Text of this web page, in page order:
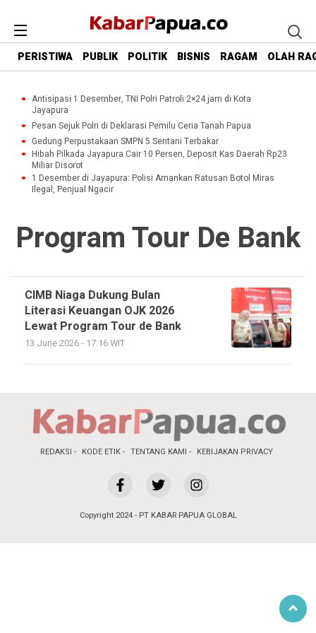
PERISTIWA PUBLIK POLITIK BISNIS RAGAM OLAH
Antisipasi 1 Desember, TNI Polri Patroli 2×24 jam di Kota
Jayapura
Pesan Sejuk Polri di Deklarasi Pemilu Ceria Tanah Papua
Gedung Perpustakaan SMPN 5 Sentani Terbakar
Hibah Pilkada Jayapura Cair 10 Persen, Deposit Kas Daerah Rp23
Miliar Disorot
1 Desember di Jayapura: Polisi Amankan Ratusan Botol Miras
Ilegal, Penjual Ngacir
Program Tour De Bank
CIMB Niaga Dukung Bulan
Literasi Keuangan OJK 2026
Lewat Program Tour de Bank
13 June 2026 - 17:16 WIT
REDAKSI KODE ETIK TENTANG KAMI KEBIJAKAN PRIVACY
Copyright 2024 - PT KABAR PAPUA GLOBAL